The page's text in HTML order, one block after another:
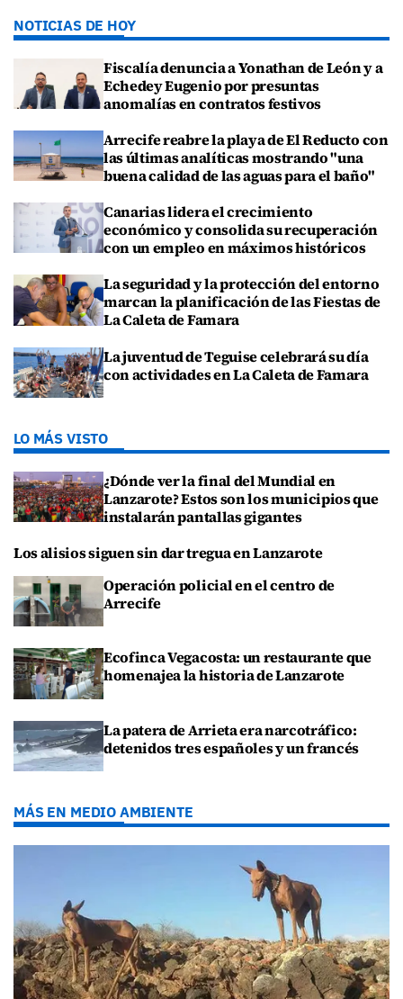
NOTICIAS DE HOY
Fiscalía denuncia a Yonathan de León y a
Echedey Eugenio por presuntas
anomalías en contratos festivos
Arrecife reabre la playa de El Reducto con
las últimas analíticas mostrando "una
buena calidad de las aguas para el baño"
Canarias lidera el crecimiento
económico y consolida su recuperación
con un empleo en máximos históricos
La seguridad y la protección del entorno
marcan la planificación de las Fiestas de
La Caleta de Famara
La juventud de Teguise celebrará su día
con actividades en La Caleta de Famara
LO MÁS VISTO
¿Dónde ver la final del Mundial en
Lanzarote? Estos son los municipios que
instalarán pantallas gigantes
Los alisios siguen sin dar tregua en Lanzarote
Operación policial en el centro de
Arrecife
Ecofinca Vegacosta: un restaurante que
homenajea la historia de Lanzarote
La patera de Arrieta era narcotráfico:
detenidos tres españoles y un francés
MÁS EN MEDIO AMBIENTE